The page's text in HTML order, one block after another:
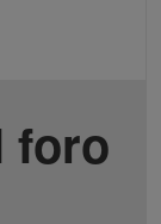
foro